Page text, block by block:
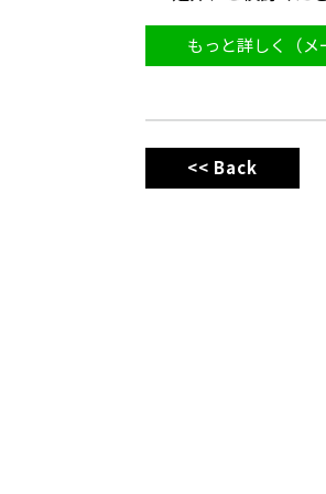
もっと詳しく（メ
<< Back